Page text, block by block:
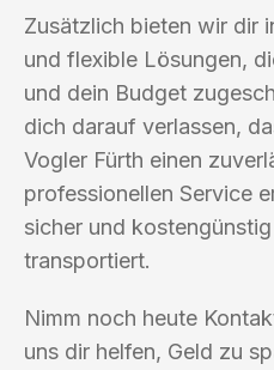
Zusätzlich bieten wir dir
und flexible Lösungen,
und dein Budget
dich darauf verlassen,
Vogler Fürth einen
professionellen Service
sicher und
transportiert.
Nimm noch heute
uns dir helfen, Geld zu